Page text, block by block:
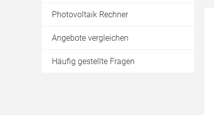
Photovoltaik Rechner
Angebote vergleichen
Häufig gestellte Fragen